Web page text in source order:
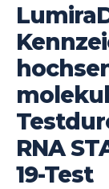
RNA
19-Test